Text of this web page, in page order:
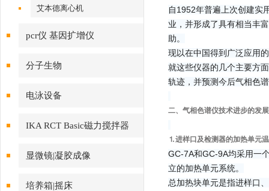
艾本德离心机
pcr仪 基因扩增仪
分子生物
电泳设备
IKA RCT Basic磁力搅拌器
显微镜|凝胶成像
培养箱|摇床
自1952年普遍上次创建实
业，并形成了具有相当丰
助。
现以在中国得到广泛应用
就这些仪器的几个主要方
轨迹，并预测今后气相色
二、气相色谱仪技术进步的发
⒈进样口及检测器的加热单元
GC-7A和GC-9A均采用一
立的加热单元系统。
总加热块单元是指进样口